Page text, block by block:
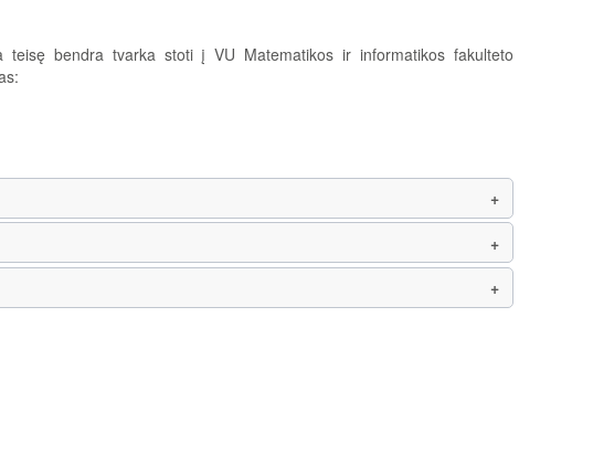
teisę bendra tvarka stoti į VU Matematikos ir informatikos fakulteto